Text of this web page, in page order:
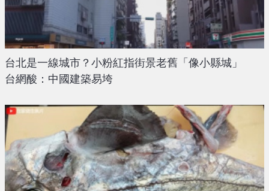
台北是一線城市？小粉紅指街景老舊「像小縣城」
台網酸：中國建築易垮